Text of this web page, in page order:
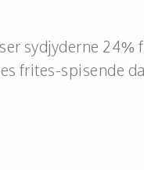
sydjyderne
frites-spisende